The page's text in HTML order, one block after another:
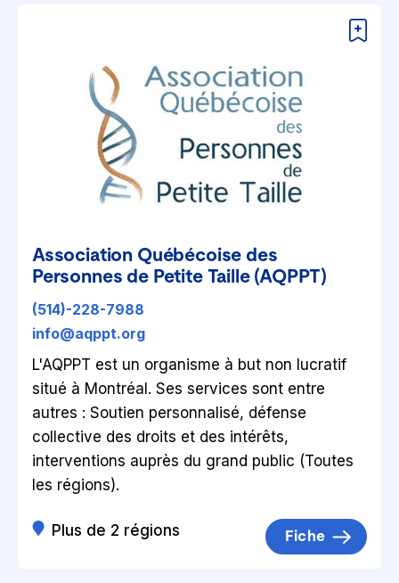
Association Québécoise des
Personnes de Petite Taille (AQPPT)
(514)-228-7988
info@aqppt.org
L'AQPPT est un organisme à but non lucratif
situé à Montréal. Ses services sont entre
autres : Soutien personnalisé, défense
collective des droits et des intérêts,
interventions auprès du grand public (Toutes
les régions).
Plus de 2 régions Fiche